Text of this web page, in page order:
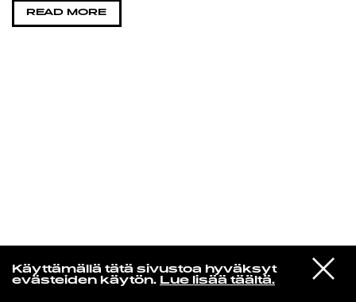
Käyttämällä tätä sivustoa hyväksyt
evästeiden käytön. Lue lisää täältä.
VIESTI
STUDIOON
The Shins
Black Wave
READ MORE